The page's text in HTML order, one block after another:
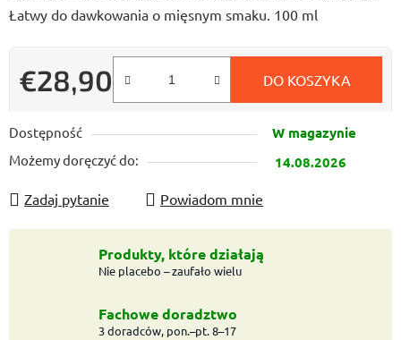
Łatwy do dawkowania o mięsnym smaku. 100 ml
€28,90
Cena jednostkowa:
DO KOSZYKA
Dostępność W magazynie
Możemy doręczyć do: 14.08.2026
Zadaj pytanie Powiadom mnie
Produkty, które działają
Nie placebo – zaufało wielu
Fachowe doradztwo
3 doradców, pon.–pt. 8–17